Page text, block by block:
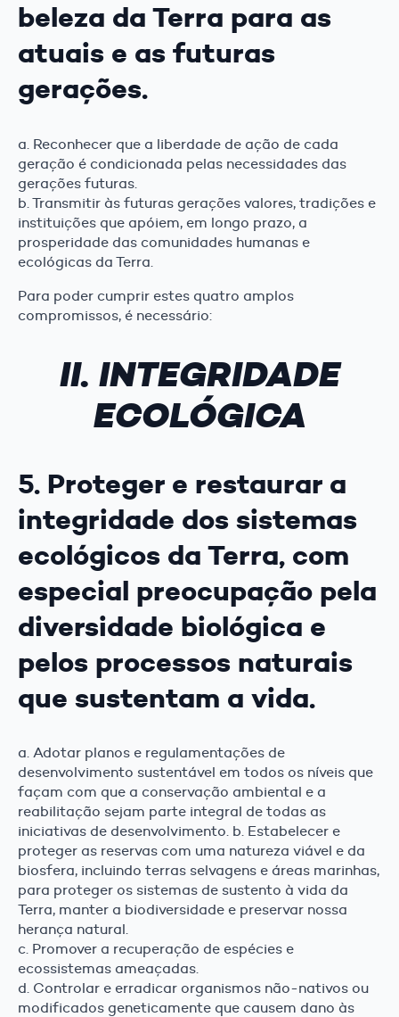
beleza da Terra para as
atuais e as futuras
gerações.
a. Reconhecer que a liberdade de ação de cada
geração é condicionada pelas necessidades das
gerações futuras.
b. Transmitir às futuras gerações valores, tradições e
instituições que apóiem, em longo prazo, a
prosperidade das comunidades humanas e
ecológicas da Terra.
Para poder cumprir estes quatro amplos
compromissos, é necessário:
II. INTEGRIDADE
ECOLÓGICA
5. Proteger e restaurar a
integridade dos sistemas
ecológicos da Terra, com
especial preocupação pela
diversidade biológica e
pelos processos naturais
que sustentam a vida.
a. Adotar planos e regulamentações de
desenvolvimento sustentável em todos os níveis que
façam com que a conservação ambiental e a
reabilitação sejam parte integral de todas as
iniciativas de desenvolvimento. b. Estabelecer e
proteger as reservas com uma natureza viável e da
biosfera, incluindo terras selvagens e áreas marinhas,
para proteger os sistemas de sustento à vida da
Terra, manter a biodiversidade e preservar nossa
herança natural.
c. Promover a recuperação de espécies e
ecossistemas ameaçadas.
d. Controlar e erradicar organismos não-nativos ou
modificados geneticamente que causem dano às